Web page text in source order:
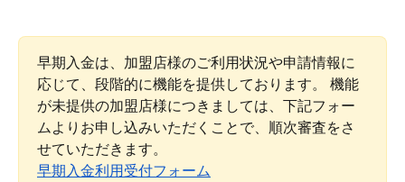
早期入金は、加盟店様のご利用状況や申請情報に
応じて、段階的に機能を提供しております。 機能
が未提供の加盟店様につきましては、下記フォー
ムよりお申し込みいただくことで、順次審査をさ
せていただきます。
早期入金利用受付フォーム